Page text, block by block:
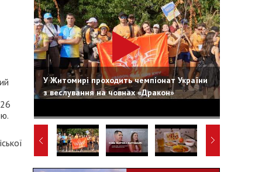
У Житомирі проходить чемпіонат України
з веслування на човнах «Дракон»